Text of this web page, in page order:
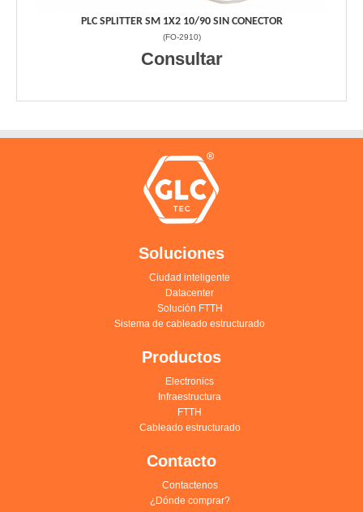
PLC SPLITTER SM 1X2 10/90 SIN CONECTOR
(FO-2910)
Consultar
Soluciones
Ciudad inteligente
Datacenter
Solución FTTH
Sistema de cableado estructurado
Productos
Electronics
Infraestructura
FTTH
Cableado estructurado
Contacto
Contactenos
¿Dónde comprar?